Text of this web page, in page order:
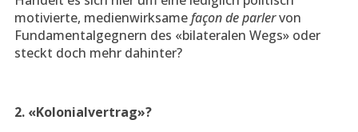
motivierte, medienwirksamefaçon de parlervon
Fundamentalgegnern des «bilateralen Wegs» oder
steckt doch mehr dahinter?
2. «Kolonialvertrag»?